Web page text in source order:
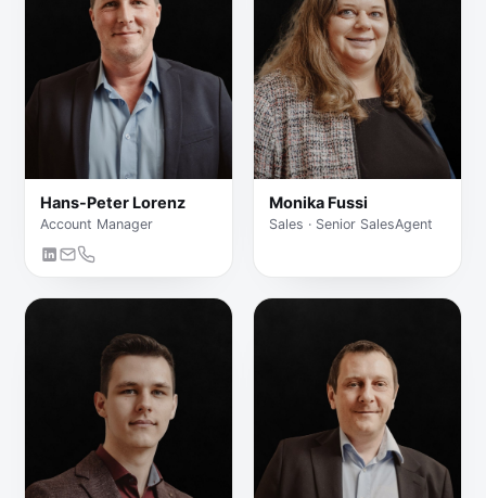
Hans-Peter Lorenz
Account Manager
Monika Fussi
Sales · Senior SalesAgent